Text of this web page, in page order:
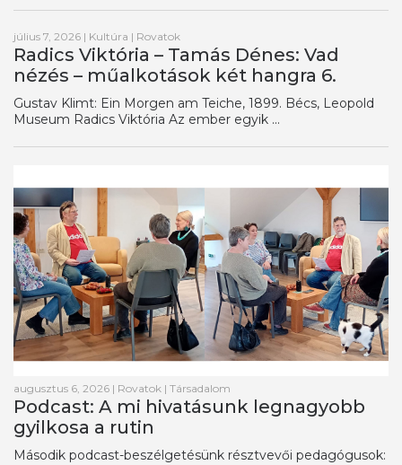
július 7, 2026 | Kultúra | Rovatok
Radics Viktória – Tamás Dénes: Vad
nézés – műalkotások két hangra 6.
Gustav Klimt: Ein Morgen am Teiche, 1899. Bécs, Leopold
Museum Radics Viktória Az ember egyik ...
augusztus 6, 2026 | Rovatok | Társadalom
Podcast: A mi hivatásunk legnagyobb
gyilkosa a rutin
Második podcast-beszélgetésünk résztvevői pedagógusok: